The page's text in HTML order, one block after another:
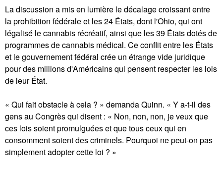
La discussion a mis en lumière le décalage croissant entre
la prohibition fédérale et les 24 États, dont l'Ohio, qui ont
légalisé le cannabis récréatif, ainsi que les 39 États dotés de
programmes de cannabis médical. Ce conflit entre les États
et le gouvernement fédéral crée un étrange vide juridique
pour des millions d'Américains qui pensent respecter les lois
de leur État.
« Qui fait obstacle à cela ? » demanda Quinn. « Y a-t-il des
gens au Congrès qui disent : « Non, non, non, je veux que
ces lois soient promulguées et que tous ceux qui en
consomment soient des criminels. Pourquoi ne peut-on pas
simplement adopter cette loi ? »